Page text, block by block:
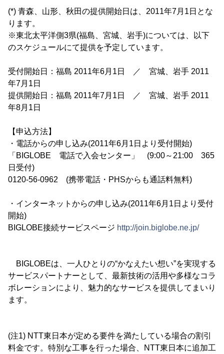
(*) 青森、山形、秋田の提供開始日は、2011年7月1日とな
ります。
※東北太平洋側3県(福島、宮城、岩手)については、以下
のスケジュールにて提供を予定しています。
受付開始日：福島 2011年6月1日 ／ 宮城、岩手 2011
年7月1日
提供開始日：福島 2011年7月1日 ／ 宮城、岩手 2011
年8月1日
【申込方法】
・電話からの申し込み(2011年6月1日より受付開始)
「BIGLOBE 電話で入会センター」 (9:00～21:00 365
日受付)
0120-56-0962 (携帯電話・PHSからも通話料無料)
・インターネットからの申し込み(2011年6月1日より受付
開始)
BIGLOBE接続サービスページ http://join.biglobe.ne.jp/
BIGLOBEは、一人ひとりの“かなえたい想い”を実現する
サービスパートナーとして、最新技術の活用や多様なコラ
ボレーションにより、魅力的なサービスを提供してまいり
ます。
(注1) NTT東日本が定める要件を満たしている場合の割引
料金です。特別な工事を行った場合、NTT東日本に追加工